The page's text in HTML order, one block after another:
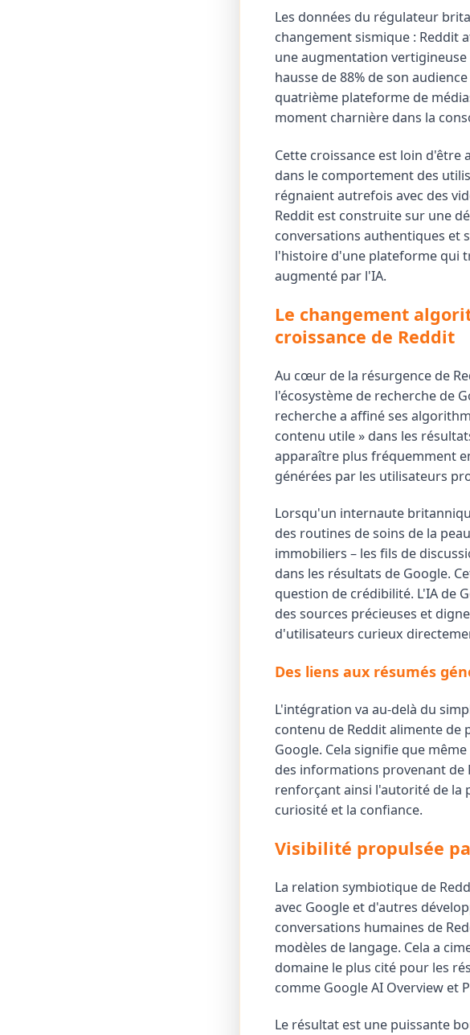
Les données du régulateur
changement sismique : Reddit
une augmentation
hausse de 88% de son
quatrième plateforme de
moment charnière dans la
Cette croissance est loin
dans le comportement des
régnaient autrefois avec des
Reddit est construite sur une
conversations authentiques et
l'histoire d'une plateforme qui
augmenté par l'IA.
Le changement
croissance de Reddit
Au cœur de la résurgence de
l'écosystème de recherche de
recherche a affiné ses
contenu utile » dans les
apparaître plus fréquemment
générées par les utilisateurs
Lorsqu'un internaute
des routines de soins de la
immobiliers – les fils de
dans les résultats de Google.
question de crédibilité. L'IA de
des sources précieuses et
d'utilisateurs curieux
Des liens aux résumés
L'intégration va au-delà du
contenu de Reddit alimente de
Google. Cela signifie que
des informations provenant de
renforçant ainsi l'autorité de la
curiosité et la confiance.
Visibilité propulsée
La relation symbiotique de
avec Google et d'autres
conversations humaines de
modèles de langage. Cela a
domaine le plus cité pour les
comme Google AI Overview et
Le résultat est une puissante